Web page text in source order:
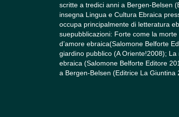
scritte a tredici anni a Bergen-Belsen
insegna Lingua e Cultura Ebraica
occupa principalmente di letteratura
suepubblicazioni: Forte come la morte
d’amore ebraica(Salomone Belforte
giardino pubblico (A Oriente!2008);
ebraica (Salomone Belforte Editore
a Bergen-Belsen (Editrice La Giuntina